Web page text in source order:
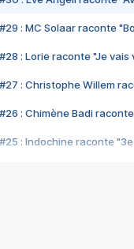
#29 : MC Solaar raconte
#28 : Lorie raconte "Je vais
#27 : Christophe Willem
#26 : Chimène Badi
#25 : Indochine raconte